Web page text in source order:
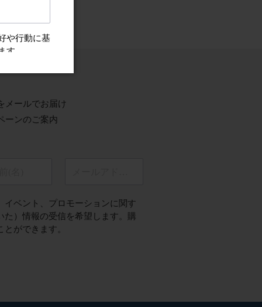
メールでお届け
ーンのご案内
イベント、プロモーションに関す
た）情報の受信を希望します。購
ができます。